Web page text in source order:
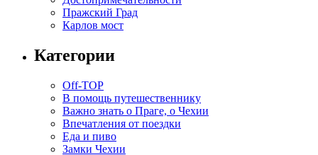
Пражский Град
Карлов мост
Категории
Off-TOP
В помощь путешественнику
Важно знать о Праге, о Чехии
Впечатления от поездки
Еда и пиво
Замки Чехии